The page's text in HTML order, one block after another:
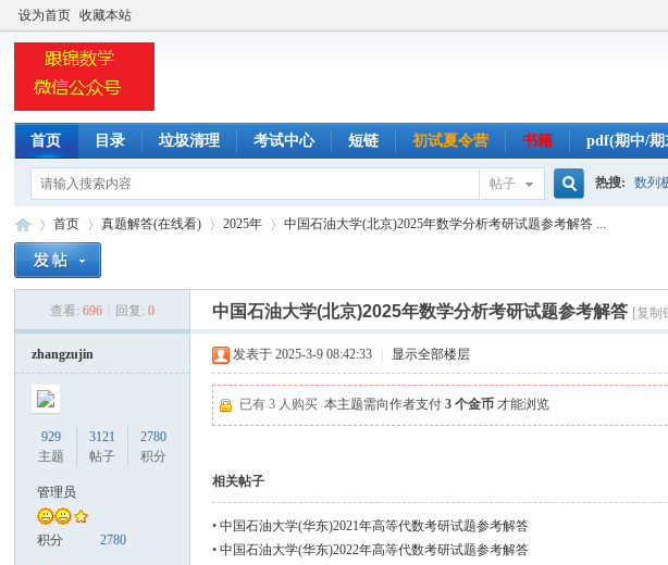
设为首页 收藏本站
首页 目录 垃圾清理 考试中心 短链 初试夏令营 书籍 pdf(期中/期
帖子
搜
索
热搜: 数列
首页
›
真题解答(在线看) 2025年
›
中国石油大学(北京)2025年数学分析考研试题参考解答 ...
查看: 696 回复: 0 中国石油大学(北京)2025年数学分析考研试题参考解答 [复制
zhangzujin
929
主题
3121
帖子
2780
积分
管理员
积分 2780
发表于 2025-3-9 08:42:33 显示全部楼层
已有 3 人购买本主题需向作者支付3 个金币 才能浏览
相关帖子
•中国石油大学(华东)2021年高等代数考研试题参考解答
•中国石油大学(华东)2022年高等代数考研试题参考解答